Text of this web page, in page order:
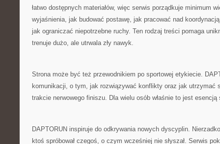
łatwo dostępnych materiałów, więc serwis porządkuje minimum
wyjaśnienia, jak budować postawę, jak pracować nad
jak ograniczać niepotrzebne ruchy. Ten rodzaj treści pomaga
trenuje dużo, ale utrwala zły nawyk.
Strona może być też przewodnikiem po sportowej etykiecie.
komunikacji, o tym, jak rozwiązywać konflikty oraz jak utrzymać
trakcie nerwowego finiszu. Dla wielu osób właśnie to jest esencją
DAPTORUN inspiruje do odkrywania nowych dyscyplin.
ktoś spróbował czegoś, o czym wcześniej nie słyszał. Serwis